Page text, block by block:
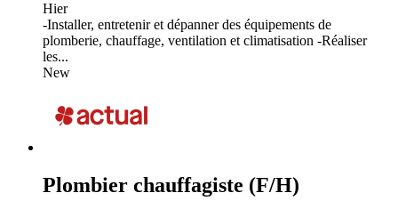
Hier
-Installer, entretenir et dépanner des équipements de
plomberie, chauffage, ventilation et climatisation -Réaliser
les...
New
Plombier chauffagiste (F/H)